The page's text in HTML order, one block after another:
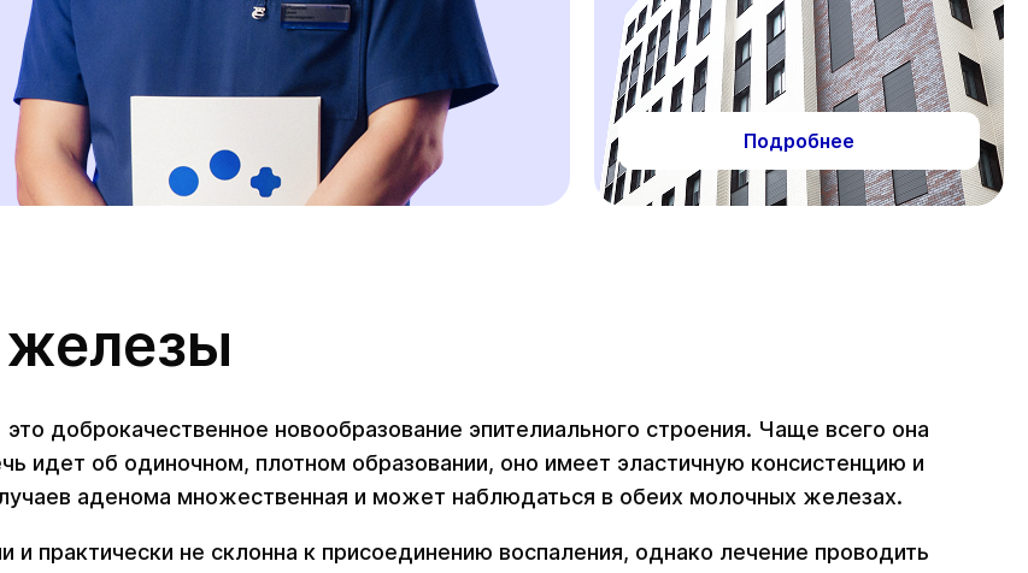
Подробнее
новообразование эпителиального строения. Чаще всего она
идет об одиночном, плотном образовании, оно имеет эластичную консистенцию и
аденома множественная и может наблюдаться в обеих молочных железах.
не склонна к присоединению воспаления, однако лечение проводить